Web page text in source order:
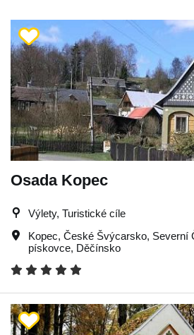
Osada Kopec
Výlety, Turistické cíle
Kopec, České Švýcarsko, Severní
pískovce, Děčínsko